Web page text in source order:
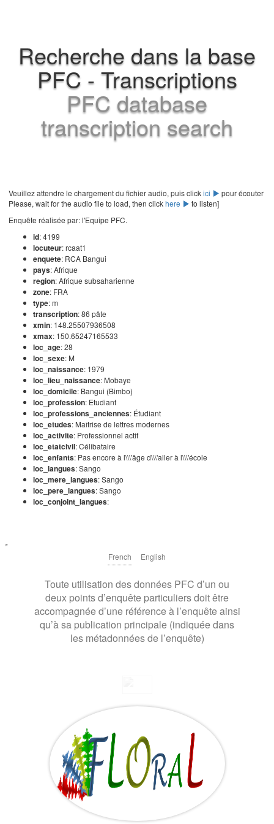
Recherche dans la base
PFC - Transcriptions
PFC database
transcription search
Veuillez attendre le chargement du fichier audio, puis clickici
pour écouter
Please, wait for the audio file to load, then clickhere
to listen]
Enquête réalisée par: l'Equipe PFC.
id: 4199
locuteur: rcaat1
enquete: RCA Bangui
pays: Afrique
region: Afrique subsaharienne
zone: FRA
type: m
transcription: 86 pâte
xmin: 148.25507936508
xmax: 150.65247165533
loc_age: 28
loc_sexe: M
loc_naissance: 1979
loc_lieu_naissance: Mobaye
loc_domicile: Bangui (Bimbo)
loc_profession: Etudiant
loc_professions_anciennes: Étudiant
loc_etudes: Maîtrise de lettres modernes
loc_activite: Professionnel actif
loc_etatcivil: Célibataire
loc_enfants: Pas encore à l\\\'âge d\\\'aller à l\\\'école
loc_langues: Sango
loc_mere_langues: Sango
loc_pere_langues: Sango
loc_conjoint_langues:
French English
Toute utilisation des données PFC d’un ou
deux points d’enquête particuliers doit être
accompagnée d’une référence à l’enquête ainsi
qu’à sa publication principale (indiquée dans
les métadonnées de l’enquête)